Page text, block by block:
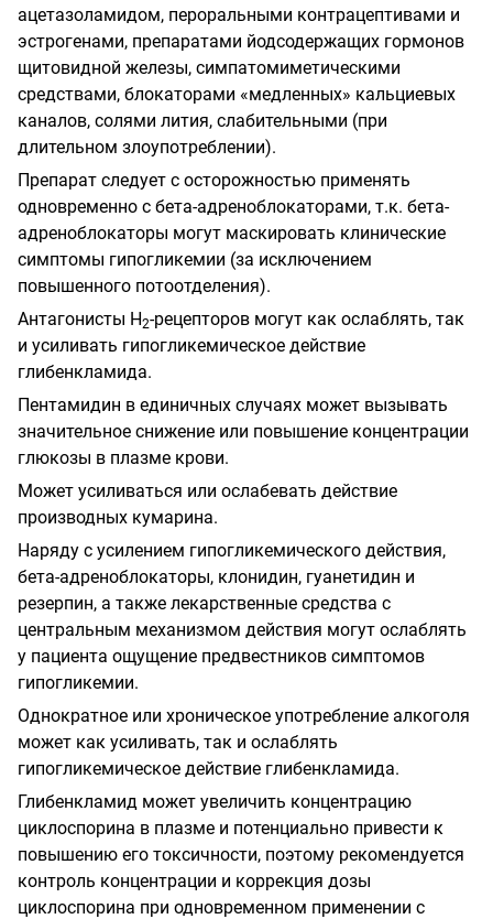
ацетазоламидом, пероральными контрацептивами и
эстрогенами, препаратами йодсодержащих гормонов
щитовидной железы, симпатомиметическими
средствами, блокаторами «медленных» кальциевых
каналов, солями лития, слабительными (при
длительном злоупотреблении).
Препарат следует с осторожностью применять
одновременно с бета-адреноблокаторами, т.к. бета-
адреноблокаторы могут маскировать клинические
симптомы гипогликемии (за исключением
повышенного потоотделения).
Антагонисты Н2-рецепторов могут как ослаблять, так
и усиливать гипогликемическое действие
глибенкламида.
Пентамидин в единичных случаях может вызывать
значительное снижение или повышение концентрации
глюкозы в плазме крови.
Может усиливаться или ослабевать действие
производных кумарина.
Наряду с усилением гипогликемического действия,
бета-адреноблокаторы, клонидин, гуанетидин и
резерпин, а также лекарственные средства с
центральным механизмом действия могут ослаблять
у пациента ощущение предвестников симптомов
гипогликемии.
Однократное или хроническое употребление алкоголя
может как усиливать, так и ослаблять
гипогликемическое действие глибенкламида.
Глибенкламид может увеличить концентрацию
циклоспорина в плазме и потенциально привести к
повышению его токсичности, поэтому рекомендуется
контроль концентрации и коррекция дозы
циклоспорина при одновременном применении с